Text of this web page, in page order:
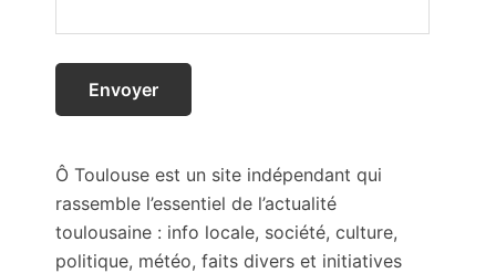
Ô Toulouse est un site indépendant qui
rassemble l’essentiel de l’actualité
toulousaine : info locale, société, culture,
politique, météo, faits divers et initiatives